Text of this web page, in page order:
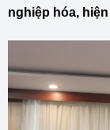
nghiệp hóa,